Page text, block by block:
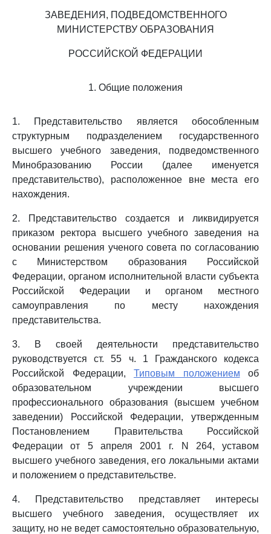
ЗАВЕДЕНИЯ, ПОДВЕДОМСТВЕННОГО
МИНИСТЕРСТВУ ОБРАЗОВАНИЯ
РОССИЙСКОЙ ФЕДЕРАЦИИ
1. Общие положения
1. Представительство является обособленным
структурным подразделением государственного
высшего учебного заведения, подведомственного
Минобразованию России (далее именуется
представительство), расположенное вне места его
нахождения.
2. Представительство создается и ликвидируется
приказом ректора высшего учебного заведения на
основании решения ученого совета по согласованию
с Министерством образования Российской
Федерации, органом исполнительной власти субъекта
Российской Федерации и органом местного
самоуправления по месту нахождения
представительства.
3. В своей деятельности представительство
руководствуется ст. 55 ч. 1 Гражданского кодекса
Российской Федерации, Типовым положением об
образовательном учреждении высшего
профессионального образования (высшем учебном
заведении) Российской Федерации, утвержденным
Постановлением Правительства Российской
Федерации от 5 апреля 2001 г. N 264, уставом
высшего учебного заведения, его локальными актами
и положением о представительстве.
4. Представительство представляет интересы
высшего учебного заведения, осуществляет их
защиту, но не ведет самостоятельно образовательную,